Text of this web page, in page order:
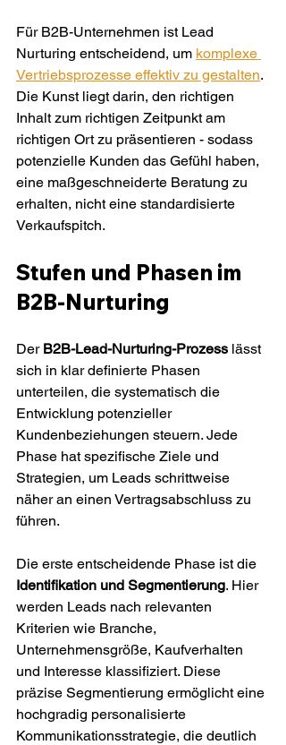
Für B2B-Unternehmen ist Lead
Nurturing entscheidend, um komplexe
Vertriebsprozesse effektiv zu gestalten.
Die Kunst liegt darin, den richtigen
Inhalt zum richtigen Zeitpunkt am
richtigen Ort zu präsentieren - sodass
potenzielle Kunden das Gefühl haben,
eine maßgeschneiderte Beratung zu
erhalten, nicht eine standardisierte
Verkaufspitch.
Stufen und Phasen im
B2B-Nurturing
Der B2B-Lead-Nurturing-Prozess lässt
sich in klar definierte Phasen
unterteilen, die systematisch die
Entwicklung potenzieller
Kundenbeziehungen steuern. Jede
Phase hat spezifische Ziele und
Strategien, um Leads schrittweise
näher an einen Vertragsabschluss zu
führen.
Die erste entscheidende Phase ist die
Identifikation und Segmentierung. Hier
werden Leads nach relevanten
Kriterien wie Branche,
Unternehmensgröße, Kaufverhalten
und Interesse klassifiziert. Diese
präzise Segmentierung ermöglicht eine
hochgradig personalisierte
Kommunikationsstrategie, die deutlich